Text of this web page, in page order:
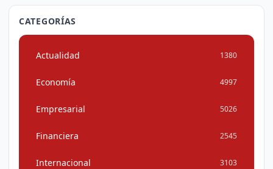
CATEGORÍAS
Actualidad 1380
Economía 4997
Empresarial 5026
Financiera 2545
Internacional 3103